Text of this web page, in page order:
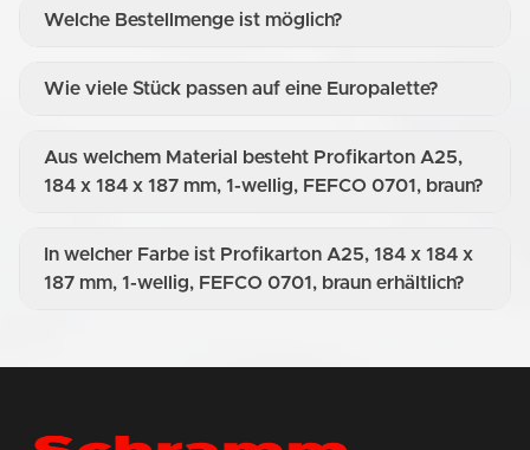
Welche Bestellmenge ist möglich?
Wie viele Stück passen auf eine Europalette?
Aus welchem Material besteht Profikarton A25,
184 x 184 x 187 mm, 1-wellig, FEFCO 0701, braun?
In welcher Farbe ist Profikarton A25, 184 x 184 x
187 mm, 1-wellig, FEFCO 0701, braun erhältlich?